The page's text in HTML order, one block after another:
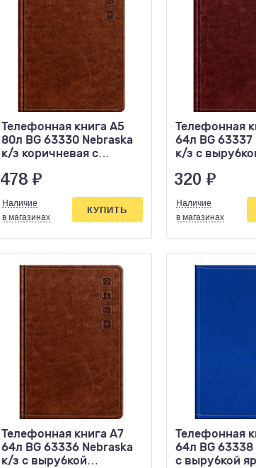
Телефонная книга А5
80л BG 63330 Nebraska
к/з коричневая с
478 ₽
Наличие
в магазинах
КУПИТЬ
Телефонная
64л BG 63337
к/з с
320₽
Наличие
в магазинах
Телефонная книга А7
64л BG 63336 Nebraska
к/з с вырубкой
Телефонная
64л BG 63338
с вырубкой